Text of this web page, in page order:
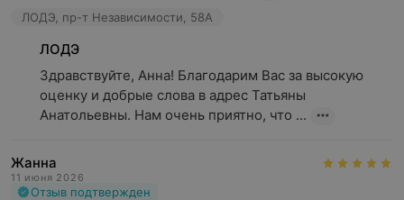
ЛОДЭ, пр-т Независимости, 58А
ЛОДЭ
Здравствуйте, Анна! Благодарим Вас за высокую
оценку и добрые слова в адрес Татьяны
Анатольевны. Нам очень приятно, что ...
Жанна
11 июня 2026
Отзыв подтвержден